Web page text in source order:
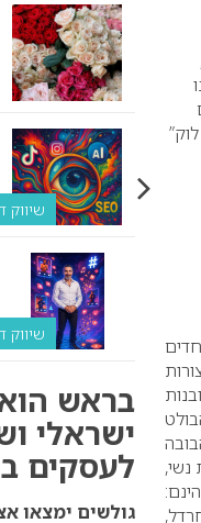
50 וכמובן נעלי הבובה
שיווק
שיווק
בראש הוא
ישראלי
לעסקים
גולשים ימצאו